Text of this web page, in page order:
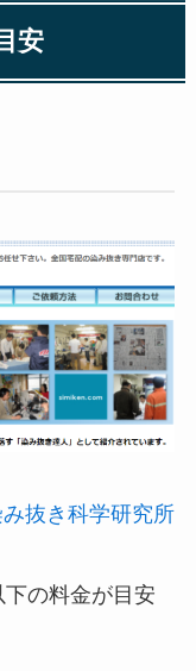
安
抜き科学研究所
の料金が目安